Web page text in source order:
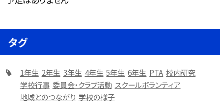
タグ
1年生 2年生 3年生 4年生 5年生 6年生 PTA 校内研究
学校行事 委員会・クラブ活動 スクールボランティア
地域とのつながり 学校の様子